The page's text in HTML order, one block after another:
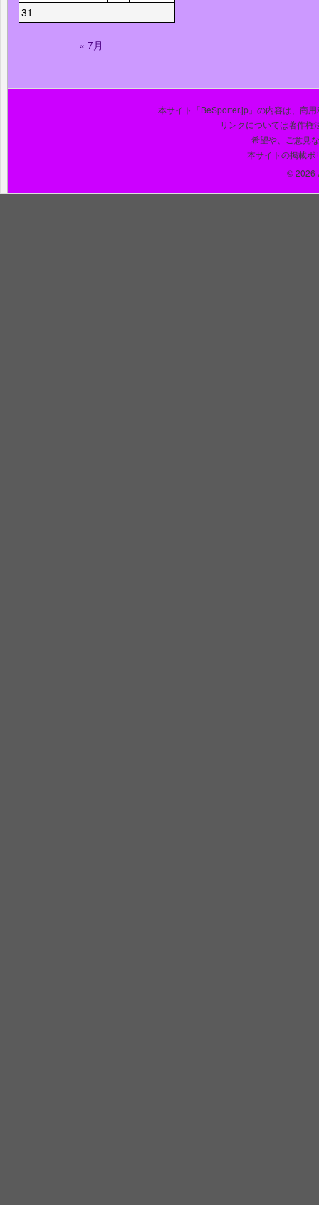
31
« 7月
本サイト「BeSporter.jp」の内容は、商
リンクについては著作権
希望や、ご意見
本サイトの掲載ポ
© 2026